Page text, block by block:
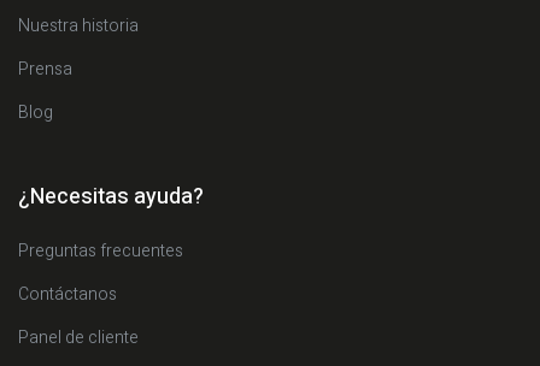
Nuestra historia
Prensa
Blog
¿Necesitas ayuda?
Preguntas frecuentes
Contáctanos
Panel de cliente